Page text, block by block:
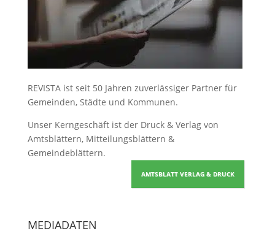
REVISTA ist seit 50 Jahren zuverlässiger Partner für
Gemeinden, Städte und Kommunen.
Unser Kerngeschäft ist der Druck & Verlag von
Amtsblättern, Mitteilungsblättern &
Gemeindeblättern.
AMTSBLATT VERLAG & DRUCK
MEDIADATEN